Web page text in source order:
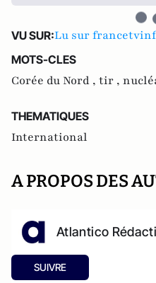
VU SUR:Lu sur
MOTS-CLES
Corée du Nord , tir ,
THEMATIQUES
International
A PROPOS DES
Atlantico
SUIVRE